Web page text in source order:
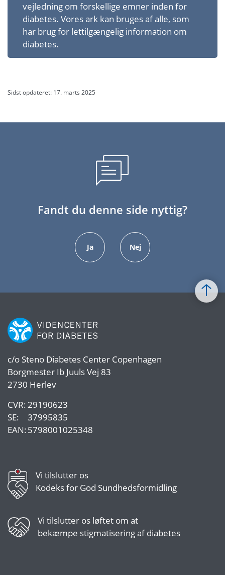
vejledning om forskellige emner inden for
diabetes. Vores ark kan bruges af alle, som
har brug for let­tilgængelig information om
diabetes.
Sidst opdateret: 17. marts 2025
Fandt du denne side nyttig?
Ja Nej
c/o Steno Diabetes Center Copenhagen
Borgmester Ib Juuls Vej 83
2730 Herlev
CVR:29190623
SE:
37995835
EAN:5798001025348
Vi tilslutter os
Kodeks for God Sundhedsformidling
Vi tilslutter os løftet om at
bekæmpe stigmatisering af diabetes